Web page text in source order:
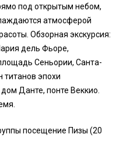
под открытым небом,
атмосферой
Обзорная экскурсия:
дель Фьоре,
Сеньории, Санта-
титанов эпохи
Данте, понте Веккио.
посещение Пизы (20